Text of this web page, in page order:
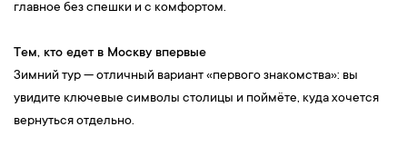
главное без спешки и с комфортом.
Тем, кто едет в Москву впервые
Зимний тур — отличный вариант «первого знакомства»: вы
увидите ключевые символы столицы и поймёте, куда хочется
вернуться отдельно.